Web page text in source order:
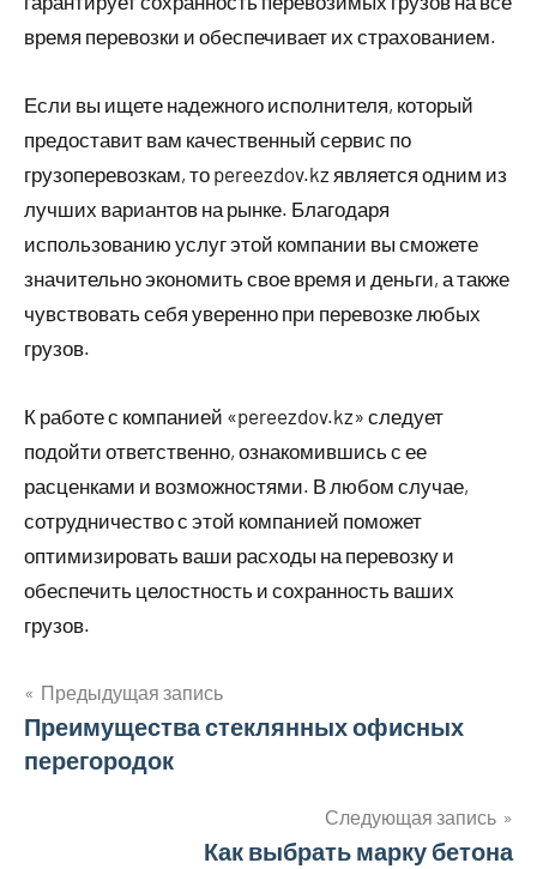
время перевозки и обеспечивает их страхованием.
Если вы ищете надежного исполнителя, который
предоставит вам качественный сервис по
грузоперевозкам, то pereezdov.kz является одним из
лучших вариантов на рынке. Благодаря
использованию услуг этой компании вы сможете
значительно экономить свое время и деньги, а также
чувствовать себя уверенно при перевозке любых
грузов.
К работе с компанией «pereezdov.kz» следует
подойти ответственно, ознакомившись с ее
расценками и возможностями. В любом случае,
сотрудничество с этой компанией поможет
оптимизировать ваши расходы на перевозку и
обеспечить целостность и сохранность ваших
грузов.
Навигация
по
Предыдущая запись
Преимущества стеклянных офисных
перегородок
Следующая запись
Как выбрать марку бетона